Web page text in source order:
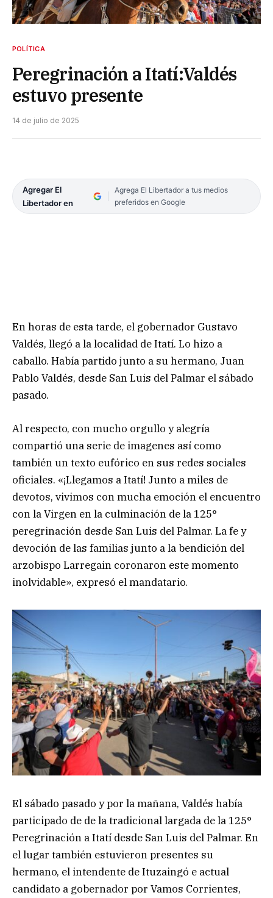
POLÍTICA
Peregrinación a Itatí:Valdés
estuvo presente
14 de julio de 2025
Agregar El
Libertador en
Agrega El Libertador a tus medios
preferidos en Google
En horas de esta tarde, el gobernador Gustavo
Valdés, llegó a la localidad de Itatí. Lo hizo a
caballo. Había partido junto a su hermano, Juan
Pablo Valdés, desde San Luis del Palmar el sábado
pasado.
Al respecto, con mucho orgullo y alegría
compartió una serie de imagenes así como
también un texto eufórico en sus redes sociales
oficiales. «¡Llegamos a Itatí! Junto a miles de
devotos, vivimos con mucha emoción el encuentro
con la Virgen en la culminación de la 125°
peregrinación desde San Luis del Palmar. La fe y
devoción de las familias junto a la bendición del
arzobispo Larregain coronaron este momento
inolvidable», expresó el mandatario.
El sábado pasado y por la mañana, Valdés había
participado de de la tradicional largada de la 125°
Peregrinación a Itatí desde San Luis del Palmar. En
el lugar también estuvieron presentes su
hermano, el intendente de Ituzaingó e actual
candidato a gobernador por Vamos Corrientes,